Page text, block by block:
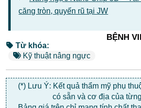
căng tròn, quyến rũ tại JW
BỆNH
Từ khóa:
Kỹ thuật nâng ngực
(*) Lưu Ý: Kết quả thẩm mỹ phụ
có sẵn và cơ địa của